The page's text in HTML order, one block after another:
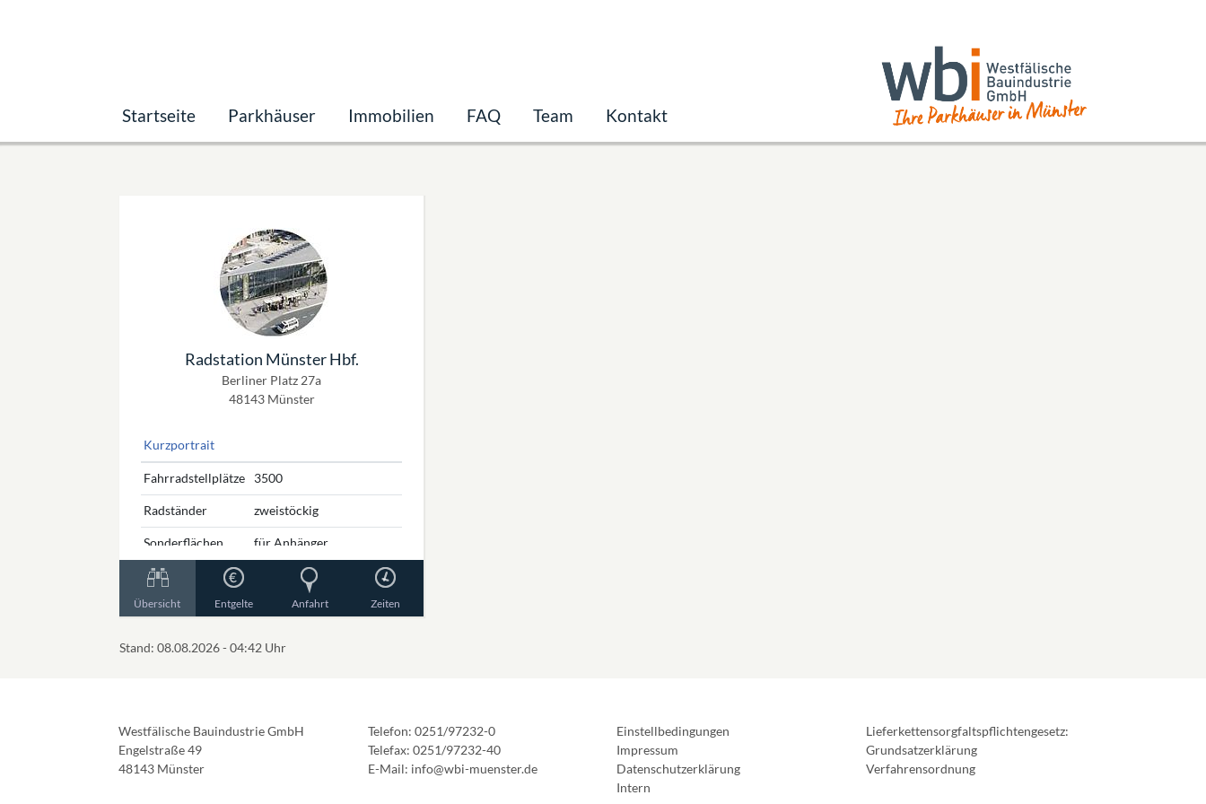
Startseite Parkhäuser Immobilien FAQ Team Kontakt
Radstation Münster Hbf.
Berliner Platz 27a
48143 Münster
Kurzportrait
Fahrradstellplätze 3500
Radständer zweistöckig
Sonderflächen
für Anhänger,
Kinderanhänger, Tandems
und Liegeräder
Parkangebote
Abstellflächen für
und „persönliche“
Urlaubs­reisende, für
Übersicht Entgelte Anfahrt Zeiten
Stand: 08.08.2026 - 04:42 Uhr
Westfälische Bauindustrie GmbH
Engelstraße 49
48143 Münster
Telefon: 0251/97232-0
Telefax: 0251/97232-40
E-Mail: info@wbi-muenster.de
Einstellbedingungen
Impressum
Datenschutzerklärung
Intern
Lieferkettensorgfaltspflichtengesetz:
Grundsatzerklärung
Verfahrensordnung